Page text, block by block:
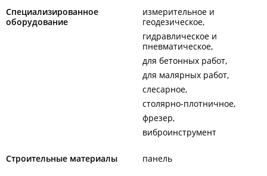
Специализированное
оборудование
измерительное и
геодезическое
гидравлическое и
пневматическое
для бетонных работ
для малярных работ
слесарное
столярно-плотничное
фрезер
виброинструмент
Строительные материалы панель